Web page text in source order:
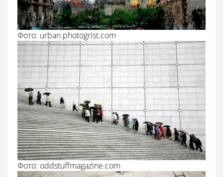
Фото: urban.photogrist.com
Фото: oddstuffmagazine.com